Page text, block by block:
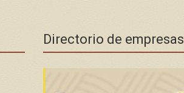
Directorio de empresas